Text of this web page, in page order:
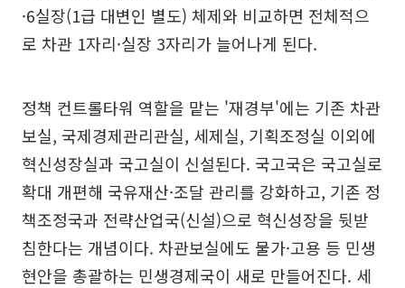
·6실장(1급 대변인 별도) 체제와 비교하면 전체적으
로 차관 1자리·실장 3자리가 늘어나게 된다.
정책 컨트롤타워 역할을 맡는 '재경부'에는 기존 차관
보실, 국제경제관리관실, 세제실, 기획조정실 이외에
혁신성장실과 국고실이 신설된다. 국고국은 국고실로
확대 개편해 국유재산·조달 관리를 강화하고, 기존 정
책조정국과 전략산업국(신설)으로 혁신성장을 뒷받
침한다는 개념이다. 차관보실에도 물가·고용 등 민생
현안을 총괄하는 민생경제국이 새로 만들어진다. 세